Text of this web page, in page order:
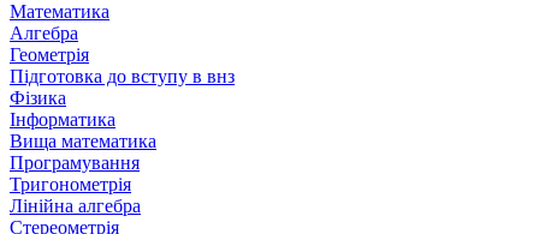
Математика
Алгебра
Геометрія
Підготовка до вступу в внз
Фізика
Інформатика
Вища математика
Програмування
Тригонометрія
Лінійна алгебра
Стереометрія